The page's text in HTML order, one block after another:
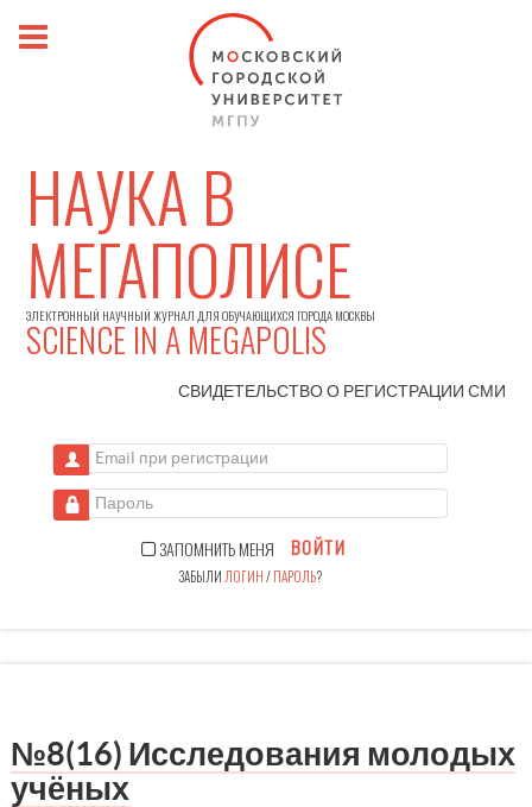
НАУКА В
МЕГАПОЛИСЕ
ЭЛЕКТРОННЫЙ НАУЧНЫЙ ЖУРНАЛ ДЛЯ ОБУЧАЮЩИХСЯ ГОРОДА МОСКВЫ
SCIENCE IN A MEGAPOLIS
СВИДЕТЕЛЬСТВО О РЕГИСТРАЦИИСМИ
Email при регистрации
Пароль
ЗАПОМНИТЬ МЕНЯ ВОЙТИ
ЗАБЫЛИ ЛОГИН/ПАРОЛЬ?
№8(16) Исследования молодых
учёных